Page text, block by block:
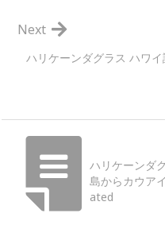
ハリケーンダグラス ハワ
Next
ハリケーンダ
島からカウア
ated